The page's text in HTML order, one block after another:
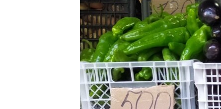
КРЫМ.НЕПОКОРЕННЫЙ
УКРАИНСКАЯ ПРОБЛЕМА КРЫМА